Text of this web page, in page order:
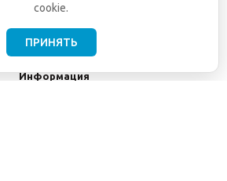
Информация
cookie.
ПРИНЯТЬ